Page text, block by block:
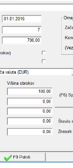
– velja do 31.12.2025